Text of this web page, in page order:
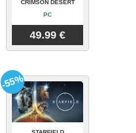
CRIMSON DESERT
PC
49.99 €
-55%